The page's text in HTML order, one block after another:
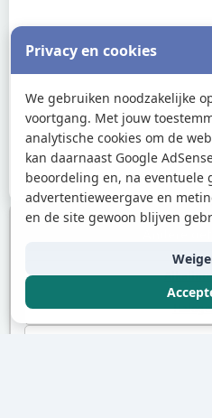
Privacy en cookies
We gebruiken noodzakelijke
voortgang. Met jouw
analytische cookies om de
kan daarnaast Google
beoordeling en, na eventuele
advertentieweergave en
en de site gewoon blijven